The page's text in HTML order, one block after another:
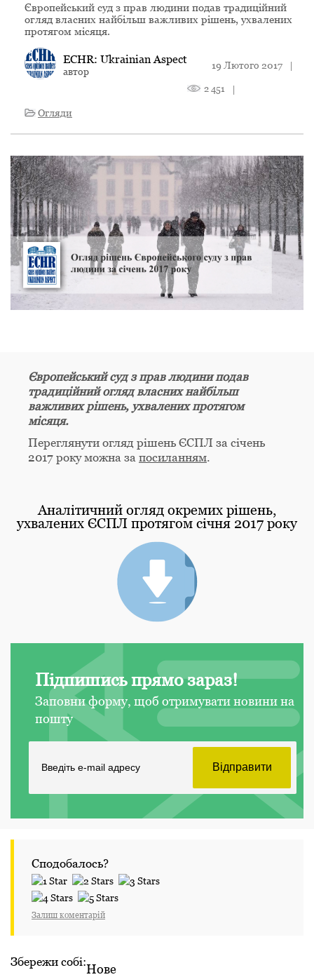
Європейський суд з прав людини подав традиційний
огляд власних найбільш важливих рішень, ухвалених
протягом місяця.
ECHR: Ukrainian Aspect
автор
19 Лютого 2017 |
2 451
|
Огляди
Європейський суд з прав людини подав
традиційний огляд власних найбільш
важливих рішень, ухвалених протягом
місяця.
Переглянути огляд рішень ЄСПЛ за січень
2017 року можна за посиланням.
Аналітичний огляд окремих рішень,
ухвалених ЄСПЛ протягом січня 2017 року
Підпишись прямо зараз!
Заповни форму, щоб отримувати новини на
пошту
Сподобалось?
Залиш коментарій
Збережи собі:Нове